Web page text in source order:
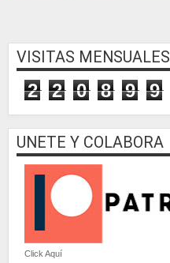
VISITAS MENSUALES
2 2 0 8 9 9
UNETE Y COLABORA
Click Aquí